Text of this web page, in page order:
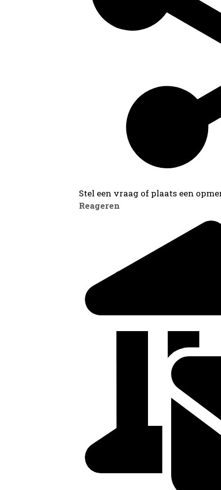
Stel een vraag of plaats een
Reageren